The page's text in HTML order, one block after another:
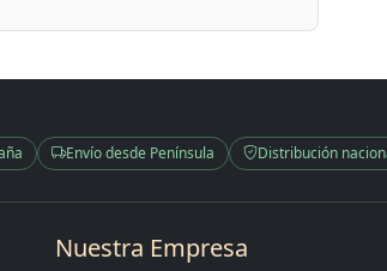
Envío desde Península Distribución
Nuestra Empresa